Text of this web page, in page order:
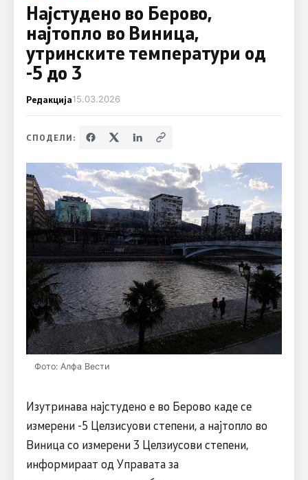
Најстудено во Берово,
најтопло во Виница,
утринските температури од
-5 до 3
Редакција15.03.2026
СПОДЕЛИ:
Фото: Алфа Вести
Изутринава најстудено е во Берово каде се
измерени -5 Целзисуови степени, а најтопло во
Виница со измерени 3 Целзиусови степени,
информираат од Управата за